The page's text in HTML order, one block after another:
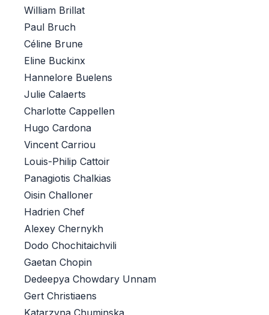
William Brillat
Paul Bruch
Céline Brune
Eline Buckinx
Hannelore Buelens
Julie Calaerts
Charlotte Cappellen
Hugo Cardona
Vincent Carriou
Louis-Philip Cattoir
Panagiotis Chalkias
Oisin Challoner
Hadrien Chef
Alexey Chernykh
Dodo Chochitaichvili
Gaetan Chopin
Dedeepya Chowdary Unnam
Gert Christiaens
Katarzyna Chuminska